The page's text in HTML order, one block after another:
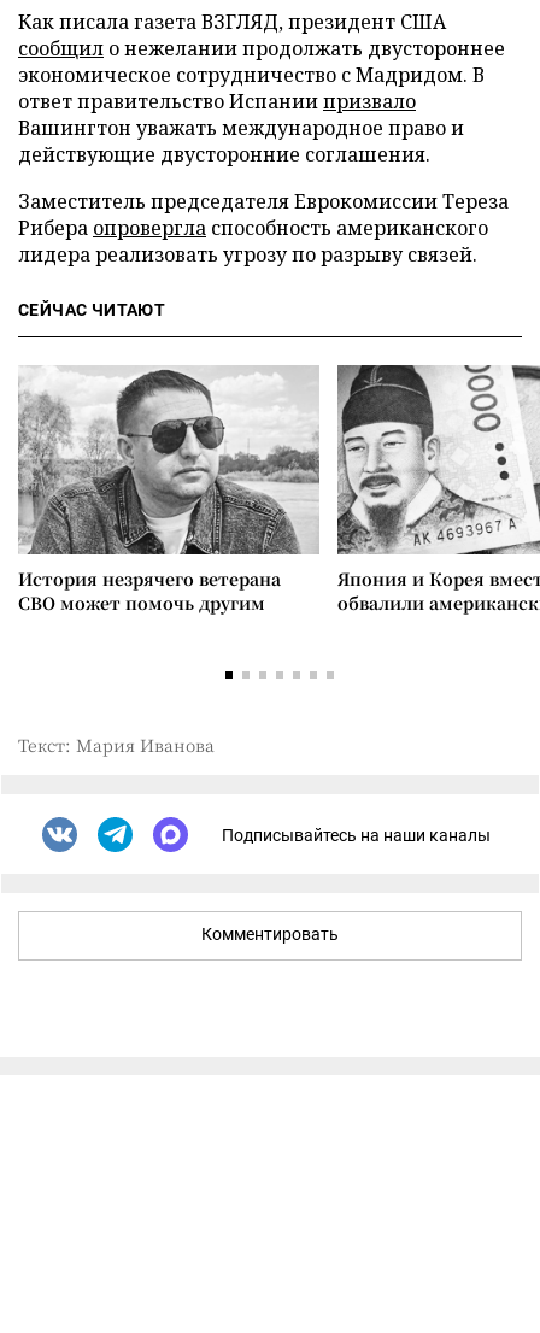
Как писала газета ВЗГЛЯД, президент США
сообщил о нежелании продолжать двустороннее
экономическое сотрудничество с Мадридом. В
ответ правительство Испаниипризвало
Вашингтон уважать международное право и
действующие двусторонние соглашения.
Заместитель председателя Еврокомиссии Тереза
Рибера опровергла способность американского
лидера реализовать угрозу по разрыву связей.
СЕЙЧАС ЧИТАЮТ
История незрячего ветерана
СВО может помочь другим
Япония и Корея
обвалили
Текст: Мария Иванова
Подписывайтесь на наши каналы
Комментировать